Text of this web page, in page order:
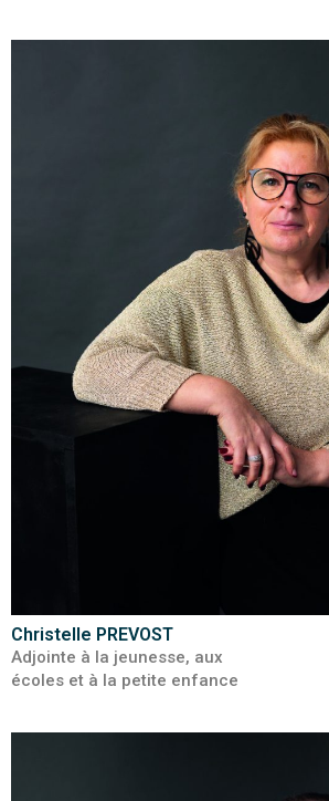
Christelle PREVOST
Adjointe à la jeunesse, aux
écoles et à la petite enfance